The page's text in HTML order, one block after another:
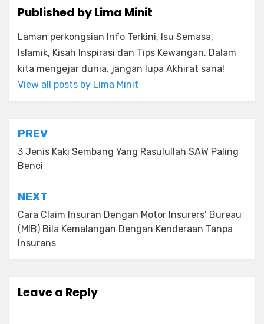
Published byLima Minit
Laman perkongsian Info Terkini, Isu Semasa,
Islamik, Kisah Inspirasi dan Tips Kewangan. Dalam
kita mengejar dunia, jangan lupa Akhirat sana!
View all posts by Lima Minit
Post
navigation
PREV
3 Jenis Kaki Sembang Yang Rasulullah SAW Paling
Benci
NEXT
Cara Claim Insuran Dengan Motor Insurers’ Bureau
(MIB) Bila Kemalangan Dengan Kenderaan Tanpa
Insurans
Leave a Reply